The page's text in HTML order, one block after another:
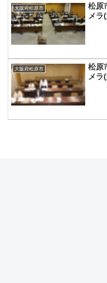
大阪府松原市
松原
メラ
大阪府松原市
松原
メラ